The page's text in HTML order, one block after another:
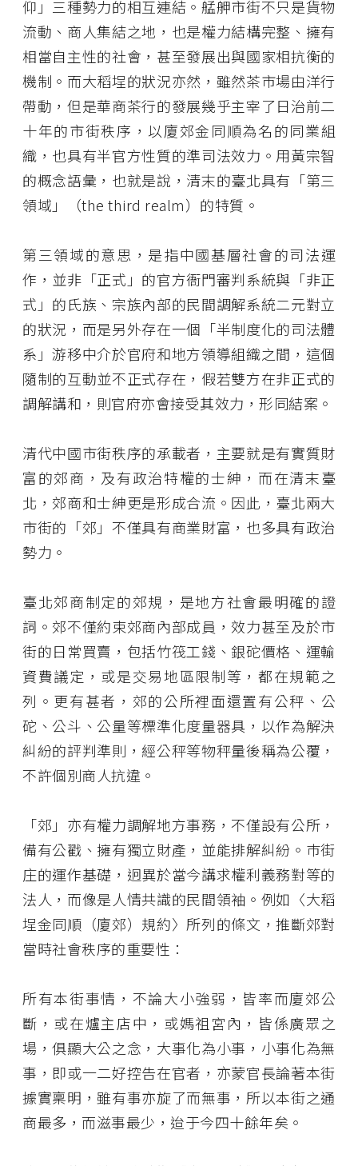
仰」三種勢力的相互連結。艋舺市街不只是貨物
流動、商人集結之地，也是權力結構完整、擁有
相當自主性的社會，甚至發展出與國家相抗衡的
機制。而大稻埕的狀況亦然，雖然茶市場由洋行
帶動，但是華商茶行的發展幾乎主宰了日治前二
十年的市街秩序，以廈郊金同順為名的同業組
織，也具有半官方性質的準司法效力。用黃宗智
的概念語彙，也就是說，清末的臺北具有「第三
領域」（the third realm）的特質。
第三領域的意思，是指中國基層社會的司法運
作，並非「正式」的官方衙門審判系統與「非正
式」的氏族、宗族內部的民間調解系統二元對立
的狀況，而是另外存在一個「半制度化的司法體
系」游移中介於官府和地方領導組織之間，這個
隨制的互動並不正式存在，假若雙方在非正式的
調解講和，則官府亦會接受其效力，形同結案。
清代中國市街秩序的承載者，主要就是有實質財
富的郊商，及有政治特權的士紳，而在清末臺
北，郊商和士紳更是形成合流。因此，臺北兩大
市街的「郊」不僅具有商業財富，也多具有政治
勢力。
臺北郊商制定的郊規，是地方社會最明確的證
詞。郊不僅約束郊商內部成員，效力甚至及於市
街的日常買賣，包括竹筏工錢、銀砣價格、運輸
資費議定，或是交易地區限制等，都在規範之
列。更有甚者，郊的公所裡面還置有公秤、公
砣、公斗、公量等標準化度量器具，以作為解決
糾紛的評判準則，經公秤等物秤量後稱為公覆，
不許個別商人抗違。
「郊」亦有權力調解地方事務，不僅設有公所，
備有公戳、擁有獨立財產，並能排解糾紛。巿街
庄的運作基礎，迥異於當今講求權利義務對等的
法人，而像是人情共識的民間領袖。例如〈大稻
埕金同順（廈郊）規約〉所列的條文，推斷郊對
當時社會秩序的重要性：
所有本街事情，不論大小強弱，皆率而廈郊公
斷，或在爐主店中，或媽祖宮內，皆係廣眾之
場，俱顯大公之念，大事化為小事，小事化為無
事，即或一二好控告在官者，亦蒙官長論著本街
據實稟明，雖有事亦旋了而無事，所以本街之通
商最多，而滋事最少，迨于今四十餘年矣。